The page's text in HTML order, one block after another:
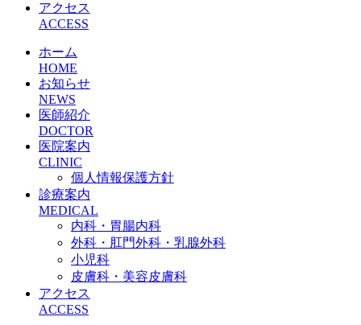
アクセス
ACCESS
ホーム
HOME
お知らせ
NEWS
医師紹介
DOCTOR
医院案内
CLINIC
個人情報保護方針
診療案内
MEDICAL
内科・胃腸内科
外科・肛門外科・乳腺外科
小児科
皮膚科・美容皮膚科
アクセス
ACCESS